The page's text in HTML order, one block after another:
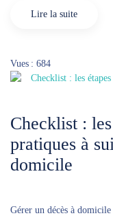
Lire la suite
Vues : 684
Checklist :
pratiques à
domicile
Gérer un décès à